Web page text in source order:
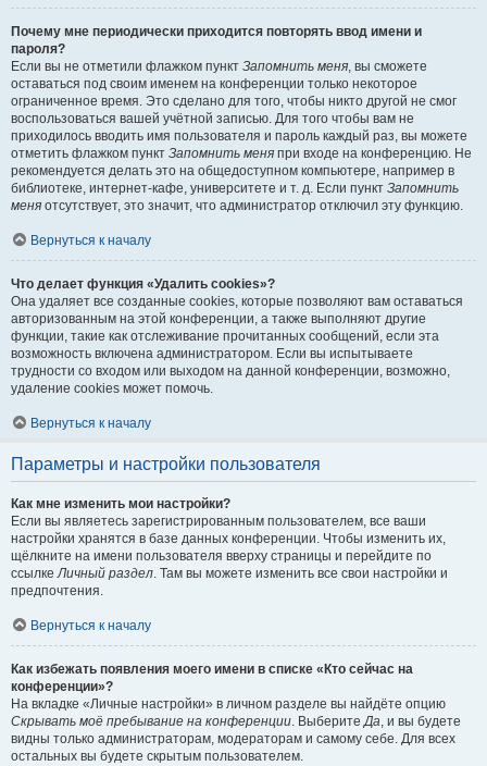
Почему мне периодически приходится повторять ввод имени и
пароля?
Если вы не отметили флажком пункт Запомнить меня, вы сможете
оставаться под своим именем на конференции только некоторое
ограниченное время. Это сделано для того, чтобы никто другой не смог
воспользоваться вашей учётной записью. Для того чтобы вам не
приходилось вводить имя пользователя и пароль каждый раз, вы можете
отметить флажком пункт Запомнить меня при входе на конференцию. Не
рекомендуется делать это на общедоступном компьютере, например в
библиотеке, интернет-кафе, университете и т. д. Если пункт Запомнить
меня отсутствует, это значит, что администратор отключил эту функцию.
Вернуться к началу
Что делает функция «Удалить cookies»?
Она удаляет все созданные cookies, которые позволяют вам оставаться
авторизованным на этой конференции, а также выполняют другие
функции, такие как отслеживание прочитанных сообщений, если эта
возможность включена администратором. Если вы испытываете
трудности со входом или выходом на данной конференции, возможно,
удаление cookies может помочь.
Вернуться к началу
Параметры и настройки пользователя
Как мне изменить мои настройки?
Если вы являетесь зарегистрированным пользователем, все ваши
настройки хранятся в базе данных конференции. Чтобы изменить их,
щёлкните на имени пользователя вверху страницы и перейдите по
ссылкеЛичный раздел. Там вы можете изменить все свои настройки и
предпочтения.
Вернуться к началу
Как избежать появления моего имени в списке «Кто сейчас на
конференции»?
На вкладке «Личные настройки» в личном разделе вы найдёте опцию
Скрывать моё пребывание на конференции. ВыберитеДа, и вы будете
видны только администраторам, модераторам и самому себе. Для всех
остальных вы будете скрытым пользователем.